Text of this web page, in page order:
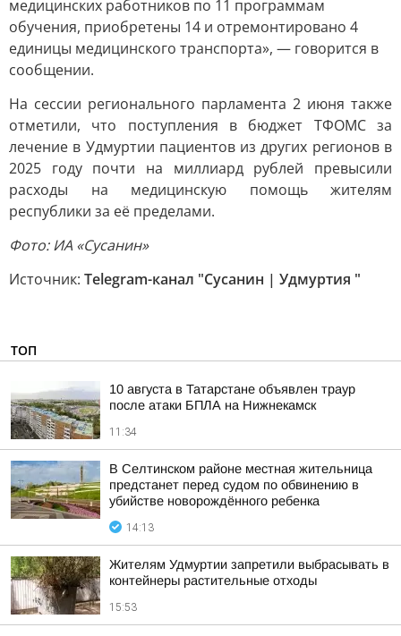
медицинских работников по 11 программам
обучения, приобретены 14 и отремонтировано 4
единицы медицинского транспорта», — говорится в
сообщении.
На сессии регионального парламента 2 июня также
отметили, что поступления в бюджет ТФОМС за
лечение в Удмуртии пациентов из других регионов в
2025 году почти на миллиард рублей превысили
расходы на медицинскую помощь жителям
республики за её пределами.
Фото: ИА «Сусанин»
Источник: Telegram-канал "Сусанин | Удмуртия "
ТОП
10 августа в Татарстане объявлен траур
после атаки БПЛА на Нижнекамск
11:34
В Селтинском районе местная жительница
предстанет перед судом по обвинению в
убийстве новорождённого ребенка
14:13
Жителям Удмуртии запретили выбрасывать в
контейнеры растительные отходы
15:53